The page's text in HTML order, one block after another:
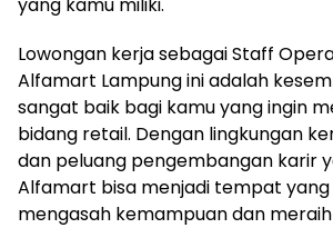
Lowongan kerja sebagai Staff
Alfamart Lampung ini adalah
sangat baik bagi kamu yang ingin
bidang retail. Dengan lingkungan
dan peluang pengembangan karir
Alfamart bisa menjadi tempat
mengasah kemampuan dan meraih